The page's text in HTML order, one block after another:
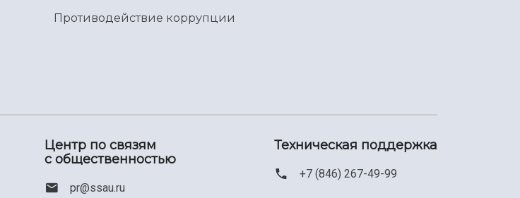
Противодействие коррупции
Центр по связям
с общественностью
pr@ssau.ru
Техническая поддержка
+7 (846) 267-49-99